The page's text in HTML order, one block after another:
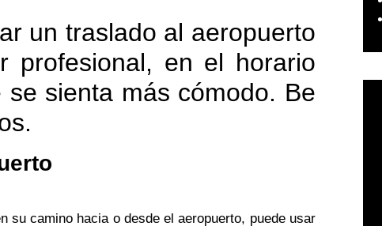
un traslado al aeropuerto
profesional, en el horario
sienta más cómodo. Be
su camino hacia o desde el aeropuerto, puede usar